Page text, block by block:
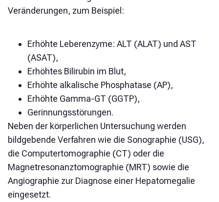
Veränderungen, zum Beispiel:
Erhöhte Leberenzyme: ALT (ALAT) und AST
(ASAT),
Erhöhtes Bilirubin im Blut,
Erhöhte alkalische Phosphatase (AP),
Erhöhte Gamma-GT (GGTP),
Gerinnungsstörungen.
Neben der körperlichen Untersuchung werden
bildgebende Verfahren wie die Sonographie (USG),
die Computertomographie (CT) oder die
Magnetresonanztomographie (MRT) sowie die
Angiographie zur Diagnose einer Hepatomegalie
eingesetzt.